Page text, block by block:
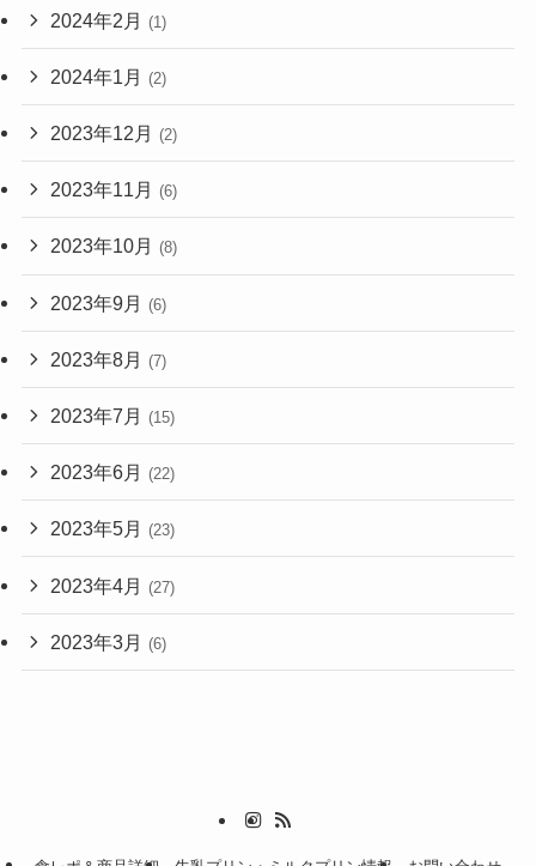
2024年2月 (1)
2024年1月 (2)
2023年12月 (2)
2023年11月 (6)
2023年10月 (8)
2023年9月 (6)
2023年8月 (7)
2023年7月 (15)
2023年6月 (22)
2023年5月 (23)
2023年4月 (27)
2023年3月 (6)